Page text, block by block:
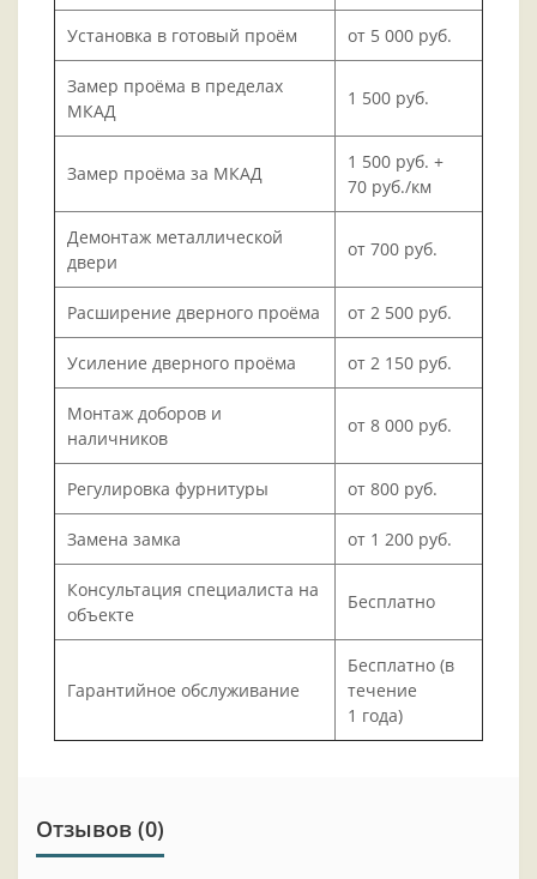
Установка в готовый проём от 5 000 руб.
Замер проёма в пределах
МКАД
1 500 руб.
Замер проёма за МКАД
1 500 руб. +
70 руб./км
Демонтаж металлической
двери
от 700 руб.
Расширение дверного проёма от 2 500 руб.
Усиление дверного проёма от 2 150 руб.
Монтаж доборов и
наличников
от 8 000 руб.
Регулировка фурнитуры от 800 руб.
Замена замка от 1 200 руб.
Консультация специалиста на
объекте
Бесплатно
Гарантийное обслуживание
Бесплатно (в
течение
1 года)
Отзывов (0)